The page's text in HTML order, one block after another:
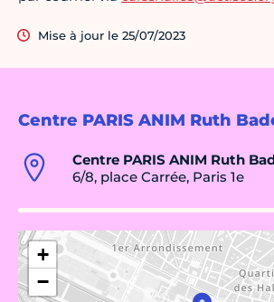
Centre PARIS ANIM Ruth
Centre PARIS ANIM Ruth
6/8, place Carrée, Paris 1e
+
−
Mise à jour le 25/07/2023